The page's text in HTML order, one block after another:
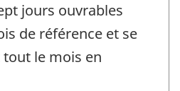
jours ouvrables
de référence et se
le mois en